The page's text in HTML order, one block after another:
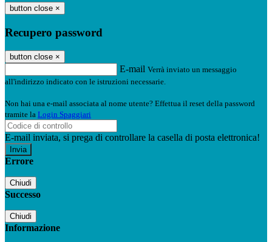
button close ×
Recupero password
button close ×
E-mail Verrà inviato un messaggio
all'indirizzo indicato con le istruzioni necessarie.
Non hai una e-mail associata al nome utente? Effettua il reset della password
tramite la Login Spaggiari
E-mail inviata, si prega di controllare la casella di posta elettronica!
Errore
Chiudi
Successo
Chiudi
Informazione